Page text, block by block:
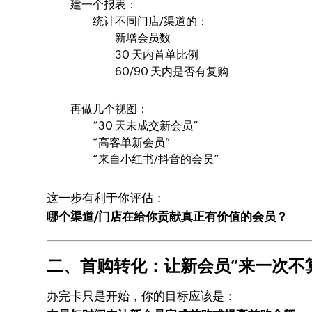
建一个报表：
统计不同门店/渠道的：
新增会员数
30 天内首单比例
60/90 天内是否有复购
再做几个视图：
“30 天未成交新会员”
“高客单新会员”
“来自小红书/抖音的会员”
这一步有利于你评估：
哪个渠道/门店在给你贡献真正有价值的会员？
二、首购转化：让新会员“来一次不
办完卡只是开始，你的目标应该是：